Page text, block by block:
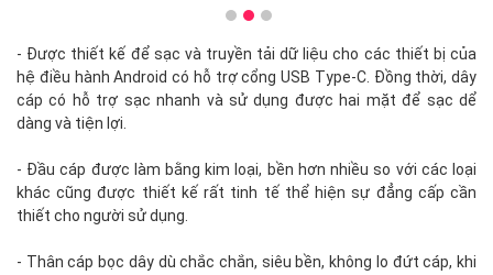
- Được thiết kế để sạc và truyền tải dữ liệu cho các thiết bị của
hệ điều hành Android có hỗ trợ cổng USB Type-C. Đồng thời, dây
cáp có hỗ trợ sạc nhanh và sử dụng được hai mặt để sạc dể
dàng và tiện lợi.
- Đầu cáp được làm bằng kim loại, bền hơn nhiều so với các loại
khác cũng được thiết kế rất tinh tế thể hiện sự đẳng cấp cần
thiết cho người sử dụng.
- Thân cáp bọc dây dù chắc chắn, siêu bền, không lo đứt cáp, khi